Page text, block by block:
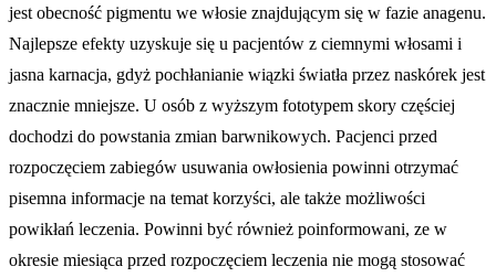
jest obecność pigmentu we włosie znajdującym się w fazie anagenu.
Najlepsze efekty uzyskuje się u pacjentów z ciemnymi włosami i
jasna karnacja, gdyż pochłanianie wiązki światła przez naskórek jest
znacznie mniejsze. U osób z wyższym fototypem skory częściej
dochodzi do powstania zmian barwnikowych. Pacjenci przed
rozpoczęciem zabiegów usuwania owłosienia powinni otrzymać
pisemna informacje na temat korzyści, ale także możliwości
powikłań leczenia. Powinni być również poinformowani, ze w
okresie miesiąca przed rozpoczęciem leczenia nie mogą stosować